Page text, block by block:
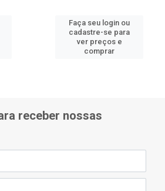
Faça seu login ou
cadastre-se para
ver preços e
comprar
receber nossas